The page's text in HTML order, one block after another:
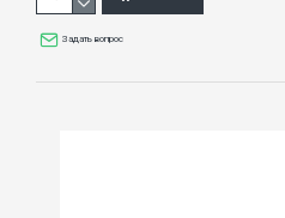
Задать вопрос